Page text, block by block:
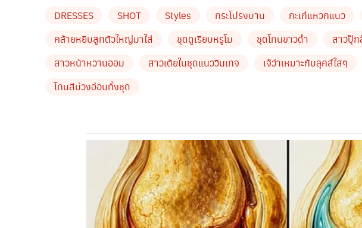
ชุด แต่งานนี้ที่โดดเด่นที่สุดก็ตรงสีปาก จี๊ดจ๊าดถึงใจเอาใจไปโลด
ปุ๊กลุ๊ก
by TVPOOL ONLINE
DRESSES SHOT Styles กระโปรงบาน กะเก๋แหวกแนว
คล้ายหยิบสูทตัวใหญ่มาใส่
ชุดดูเรียบหรูโม ชุดโทนขาวดำ สาวปุ๊ก
สาวหน้าหวานออม
สาวเต้ยในชุดแนววินเทจ เจ๊ว่าเหมาะกับลุคส์ใสๆ
โทนสีม่วงอ่อนทั้งชุด